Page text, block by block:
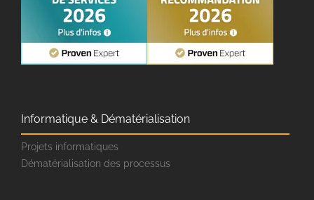
Informatique & Dématérialisation
Projets informatiques
Dématérialisation des processus